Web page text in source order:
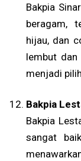
Bakpia
beragam,
hijau, dan
lembut dan
menjadi
Bakpia
Bakpia
sangat